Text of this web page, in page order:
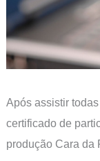
Após assistir
certificado de
produção Cara da